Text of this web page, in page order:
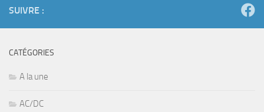
SUIVRE :
CATÉGORIES
A la une
AC/DC